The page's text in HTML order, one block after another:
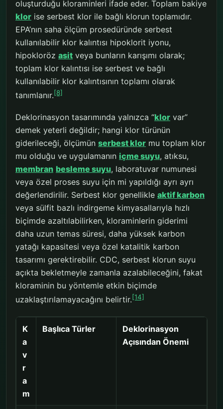
oluşturduğu kloraminleri ifade eder. Toplam bakiye
klor ise serbest klor ile bağlı klorun toplamıdır.
EPA’nın saha ölçüm prosedüründe serbest
kullanılabilir klor kalıntısı hipoklorit iyonu,
hipokloröz asit veya bunların karışımı olarak;
toplam klor kalıntısı ise serbest ve bağlı
kullanılabilir klor kalıntısının toplamı olarak
tanımlanır.[8]
Deklorinasyon tasarımında yalnızca “klor var”
demek yeterli değildir; hangi klor türünün
giderileceği, ölçümün serbest klor mu toplam klor
mu olduğu ve uygulamanın içme suyu, atıksu,
membran besleme suyu, laboratuvar numunesi
veya özel proses suyu için mi yapıldığı ayrı ayrı
değerlendirilir. Serbest klor genellikle aktif karbon
veya sülfit bazlı indirgeme kimyasallarıyla hızlı
biçimde azaltılabilirken, kloraminlerin giderimi
daha uzun temas süresi, daha yüksek karbon
yatağı kapasitesi veya özel katalitik karbon
tasarımı gerektirebilir. CDC, serbest klorun suyu
açıkta bekletmeyle zamanla azalabileceğini, fakat
kloraminin bu yöntemle etkin biçimde
uzaklaştırılamayacağını belirtir.[14]
K
a
v
r
a
m
Başlıca Türler
Deklorinasyon
Açısından Önemi